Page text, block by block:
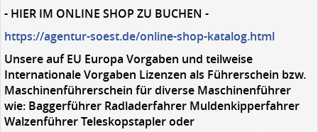
- HIER IM ONLINE SHOP ZU BUCHEN -
https://agentur-soest.de/online-shop-katalog.html
Unsere auf EU Europa Vorgaben und teilweise
Internationale Vorgaben Lizenzen als Führerschein bzw.
Maschinenführerschein für diverse Maschinenführer
wie: Baggerführer Radladerfahrer Muldenkipperfahrer
Walzenführer Teleskopstapler oder